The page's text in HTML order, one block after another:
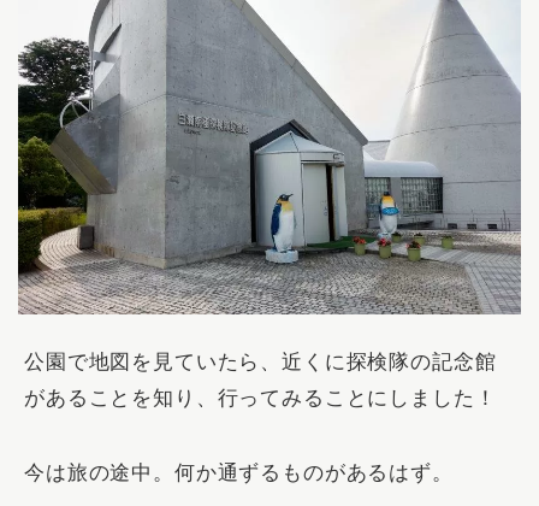
公園で地図を見ていたら、近くに探検隊の記念館
があることを知り、行ってみることにしました！
今は旅の途中。何か通ずるものがあるはず。